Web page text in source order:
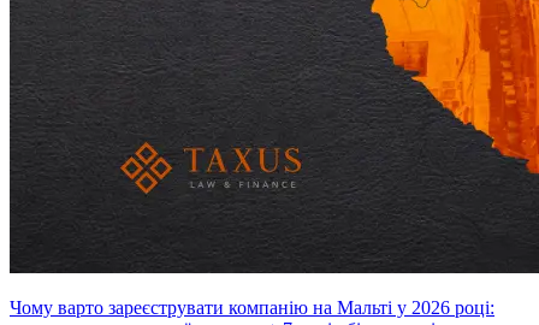
Чому варто зареєструвати компанію на Мальті у 2026 році: